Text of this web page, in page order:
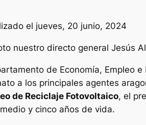
el jueves, 20 junio, 2024
nuestro directo general Jesús
de Economía, Empleo
a los principales agentes
de Reciclaje Fotovoltaico, el
y cinco años de vida.